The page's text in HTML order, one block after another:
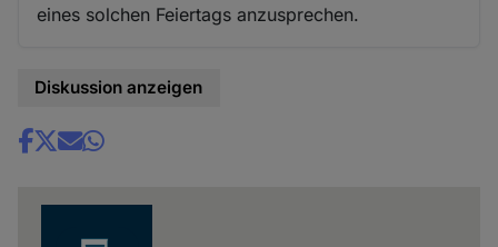
eines solchen Feiertags anzusprechen.
Diskussion anzeigen
Share